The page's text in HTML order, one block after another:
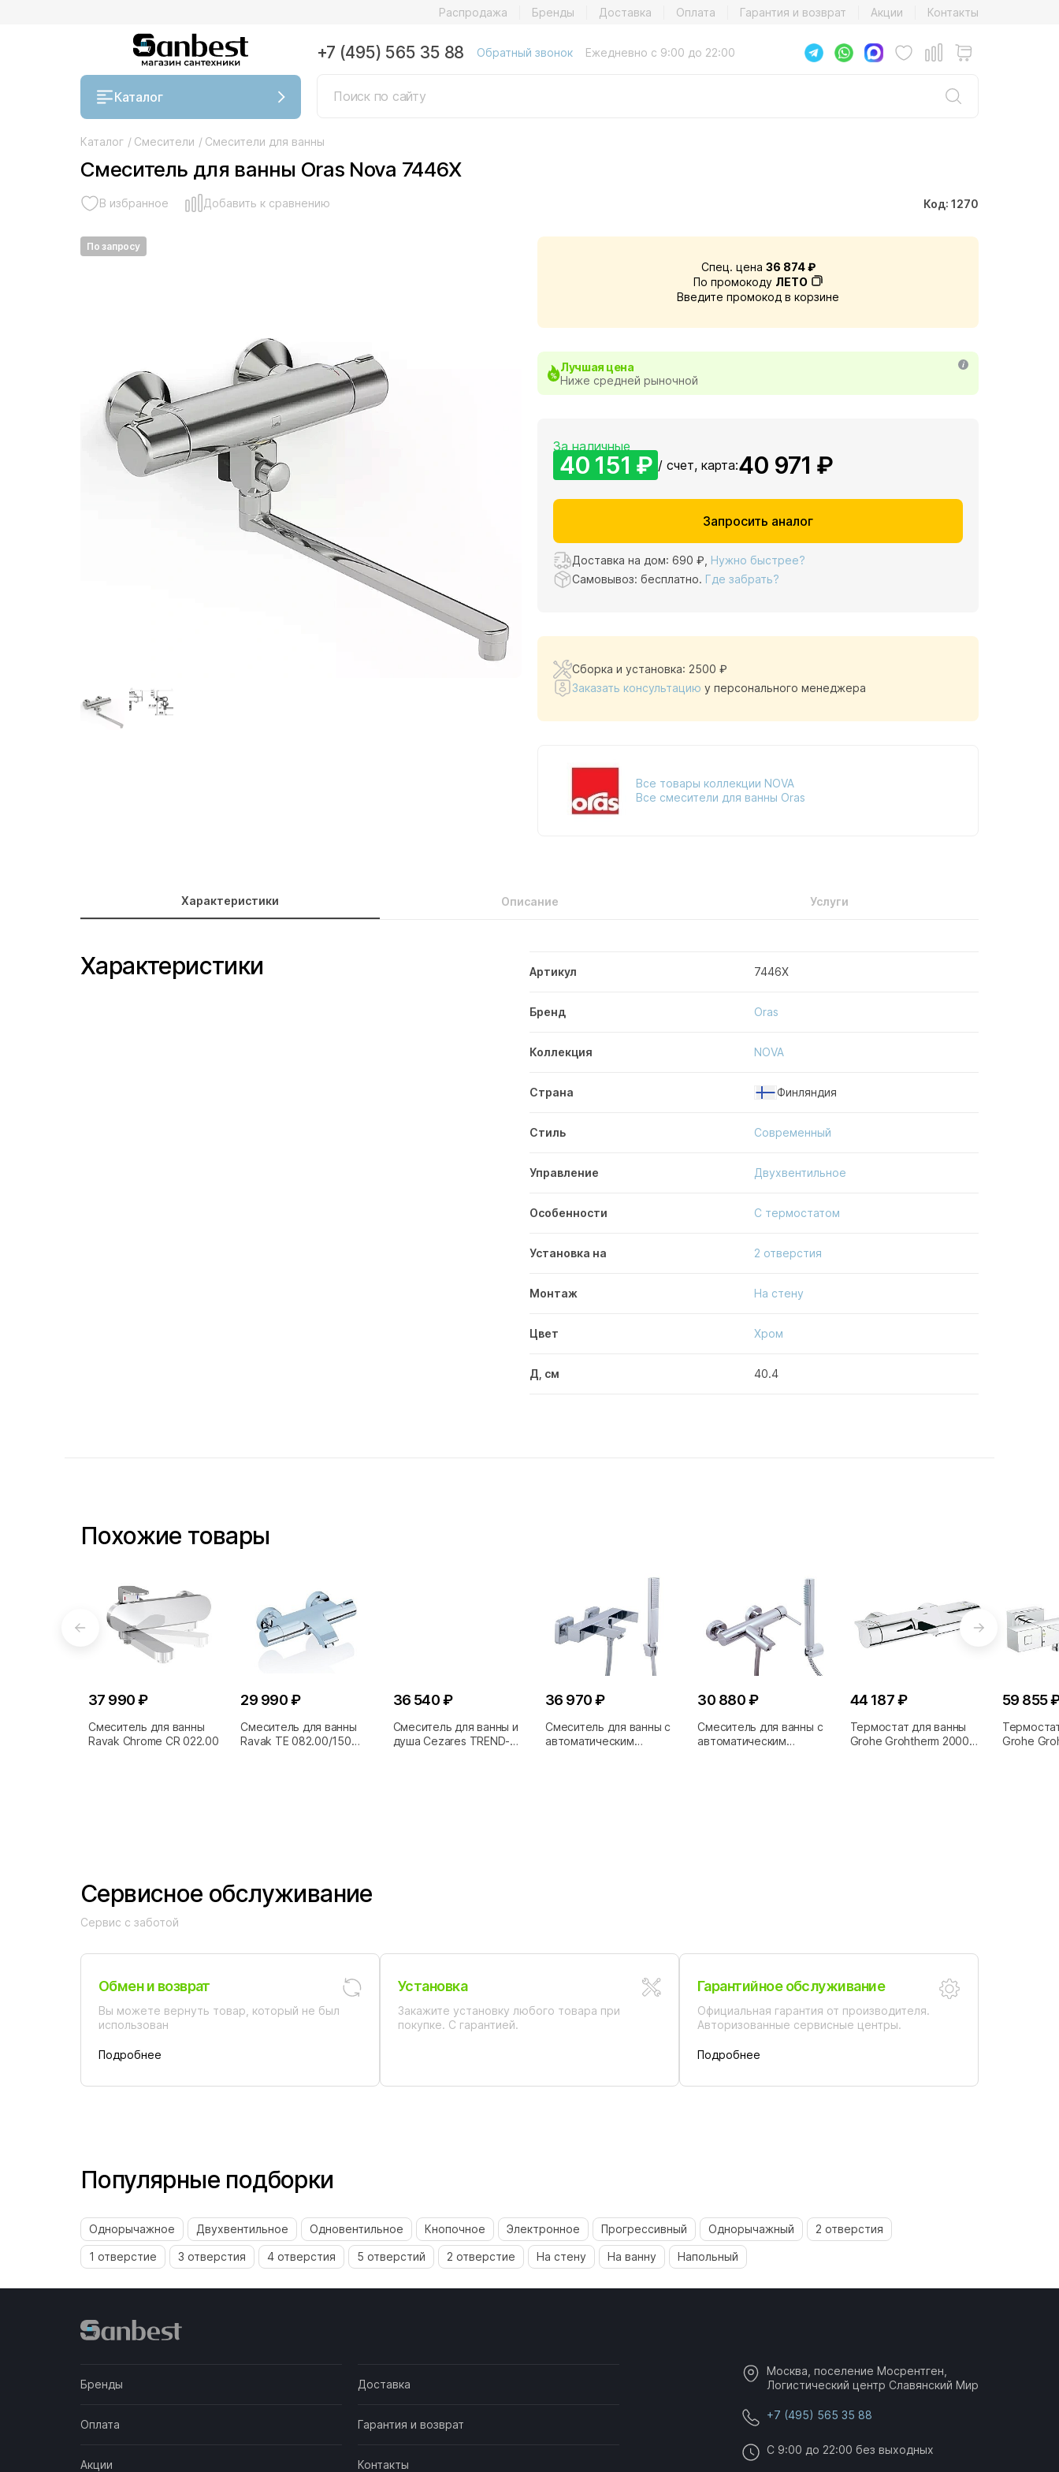
Распродажа Бренды Доставка Оплата Гарантия и возврат Акции Контакты
Каталог
+7 (495) 565 35 88 Обратный звонок Ежедневно с 9:00 до 22:00
Каталог / Смесители / Смесители для ванны
Смеситель для ванны Oras Nova 7446X
В избранное Добавить к сравнению Код: 1270
По запросу
Спец. цена 36 874 ₽
По промокоду ЛЕТО
Введите промокод в корзине
Лучшая цена
Ниже средней рыночной
За наличные
40 151 ₽ / счет, карта:40 971 ₽
Запросить аналог
Доставка на дом: 690 ₽ Нужно быстрее?
Самовывоз: бесплатно. Где забрать?
Сборка и установка: 2500 ₽
Заказать консультацию у персонального менеджера
Все товары коллекции NOVA
Все смесители для ванны Oras
Характеристики Описание Услуги
Характеристики Артикул 7446X
Бренд Oras
Коллекция NOVA
Страна Финляндия
Стиль Современный
Управление Двухвентильное
Особенности С термостатом
Установка на 2 отверстия
Монтаж На стену
Цвет Хром
Д, см 40.4
Похожие товары
37 990 ₽
Смеситель для ванны
Ravak Chrome CR 022.00
29 990 ₽
Смеситель для ванны
Ravak TE 082.00/150
36 540 ₽
Смеситель для ванны и
душа Cezares TREND-
36 970 ₽
Смеситель для ванны с
автоматическим
30 880 ₽
Смеситель для ванны с
автоматическим
44 187 ₽
Термостат для ванны
Grohe Grohtherm 2000
59 855
Grohe
Сервисное обслуживание
Сервис с заботой
Обмен и возврат
Вы можете вернуть товар, который не был
использован
Подробнее
Установка
Закажите установку любого товара при
покупке. С гарантией.
Гарантийное обслуживание
Официальная гарантия от производителя.
Авторизованные сервисные центры.
Подробнее
Популярные подборки
Однорычажное Двухвентильное Одновентильное Кнопочное Электронное Прогрессивный Однорычажный 2 отверстия
1 отверстие 3 отверстия 4 отверстия 5 отверстий 2 отверстие На стену На ванну Напольный
Бренды Доставка
Оплата Гарантия и возврат
Акции Контакты
Москва, поселение Мосрентген,
Логистический центр Славянский Мир
+7 (495) 565 35 88
C 9:00 до 22:00 без выходных